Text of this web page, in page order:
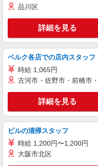
派遣社員
姪浜駅｜
STAFF募
時給
通費全支給
キープ
正社員
有料老人ホーム The.frowsis(
住宅型有
員）
月給
品川区
詳細を見る
ベルク各店での店内スタッフ
時給 1,065円
古河市・佐野市・前橋市
詳細を見る
ビルの清掃スタッフ
時給 1,200円〜1,200円
大阪市北区